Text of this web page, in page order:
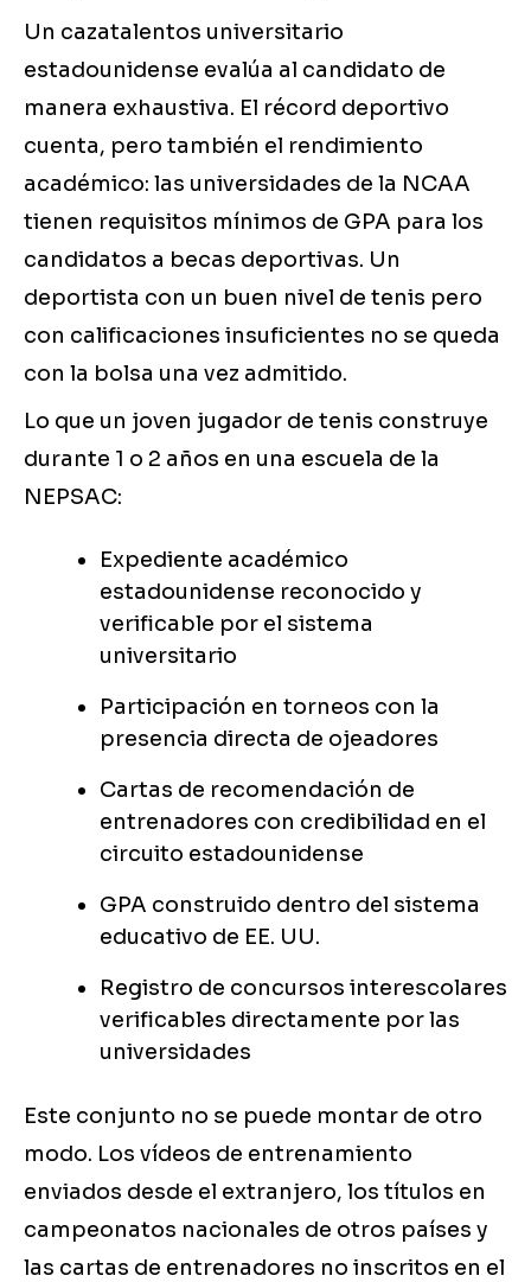
Un cazatalentos universitario
estadounidense evalúa al candidato de
manera exhaustiva. El récord deportivo
cuenta, pero también el rendimiento
académico: las universidades de la NCAA
tienen requisitos mínimos de GPA para los
candidatos a becas deportivas. Un
deportista con un buen nivel de tenis pero
con calificaciones insuficientes no se queda
con la bolsa una vez admitido.
Lo que un joven jugador de tenis construye
durante 1 o 2 años en una escuela de la
NEPSAC:
Expediente académico
estadounidense reconocido y
verificable por el sistema
universitario
Participación en torneos con la
presencia directa de ojeadores
Cartas de recomendación de
entrenadores con credibilidad en el
circuito estadounidense
GPA construido dentro del sistema
educativo de EE. UU.
Registro de concursos interescolares
verificables directamente por las
universidades
Este conjunto no se puede montar de otro
modo. Los vídeos de entrenamiento
enviados desde el extranjero, los títulos en
campeonatos nacionales de otros países y
las cartas de entrenadores no inscritos en el